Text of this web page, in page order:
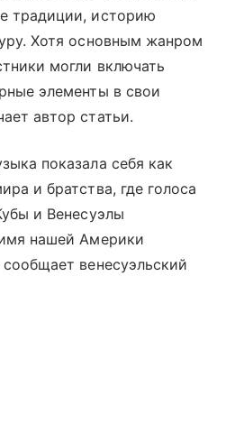
традиции, историю
Хотя основным жанром
могли включать
элементы в свои
автор статьи.
показала себя как
и братства, где голоса
и Венесуэлы
нашей Америки
венесуэльский